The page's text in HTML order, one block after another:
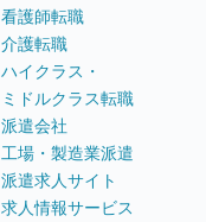
看護師転職
介護転職
ハイクラス・
ミドルクラス転職
派遣会社
工場・製造業派遣
派遣求人サイト
求人情報サービス